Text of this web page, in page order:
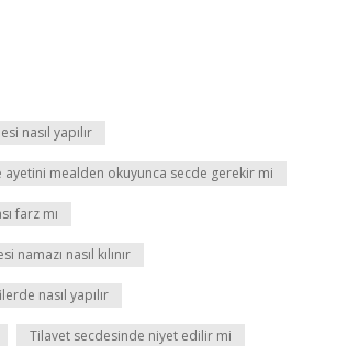
nasıl yapılır
ayetini mealden okuyunca secde gerekir mi
farz mı
namazı nasıl kılınır
nasıl yapılır
Tilavet secdesinde niyet edilir mi